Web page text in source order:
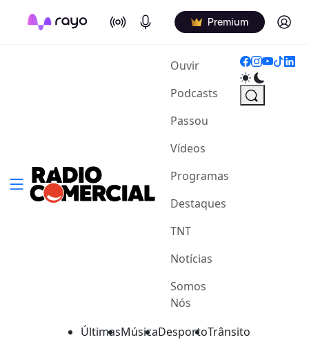
On Air Podcasts Premium Log in
Ouvir(current)
Podcasts
Passou
Vídeos
Programas
Destaques
TNT
Notícias
Somos
Nós
ÚltimasMúsicaDesportoTrânsito